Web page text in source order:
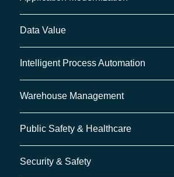
Data Value
Intelligent Process Automation
Warehouse Management
Public Safety & Healthcare
Security & Safety